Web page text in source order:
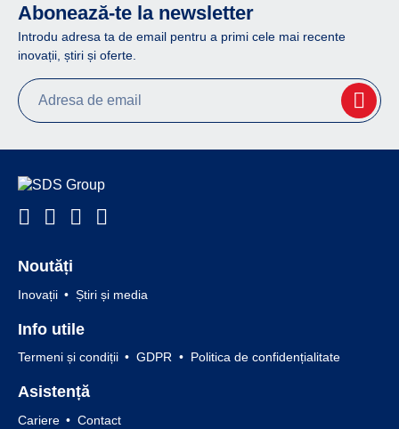
Abonează-te la newsletter
Introdu adresa ta de email pentru a primi cele mai recente
inovații, știri și oferte.
Noutăți
Inovații Știri și media
Info utile
Termeni și condiții GDPR Politica de confidențialitate
Asistență
Cariere Contact